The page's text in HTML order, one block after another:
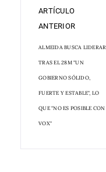
ARTÍCULO
ANTERIOR
ALMEIDA BUSCA LIDERAR
TRAS EL 28M "UN
GOBIERNO SÓLIDO,
FUERTE Y ESTABLE", LO
QUE "NO ES POSIBLE CON
VOX"